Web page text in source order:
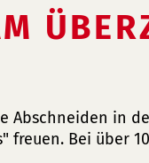
Abschneiden in
freuen. Bei über